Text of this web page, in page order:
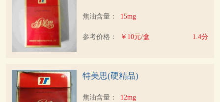
焦油含量： 15mg
参考价格： ￥10元/盒 1.4分
特美思(硬精品)
焦油含量： 12mg